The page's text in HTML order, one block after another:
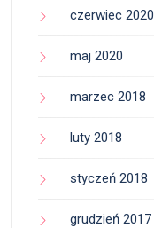
czerwiec 2020
maj 2020
marzec 2018
luty 2018
styczeń 2018
grudzień 2017